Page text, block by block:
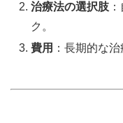
治療法の選択肢
ク。
費用 ：長期的な